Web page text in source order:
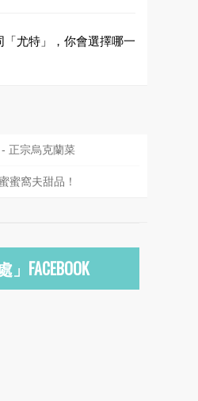
「尤特」，你會選擇哪一
正宗烏克蘭菜
蜜窩夫甜品！
FACEBOOK